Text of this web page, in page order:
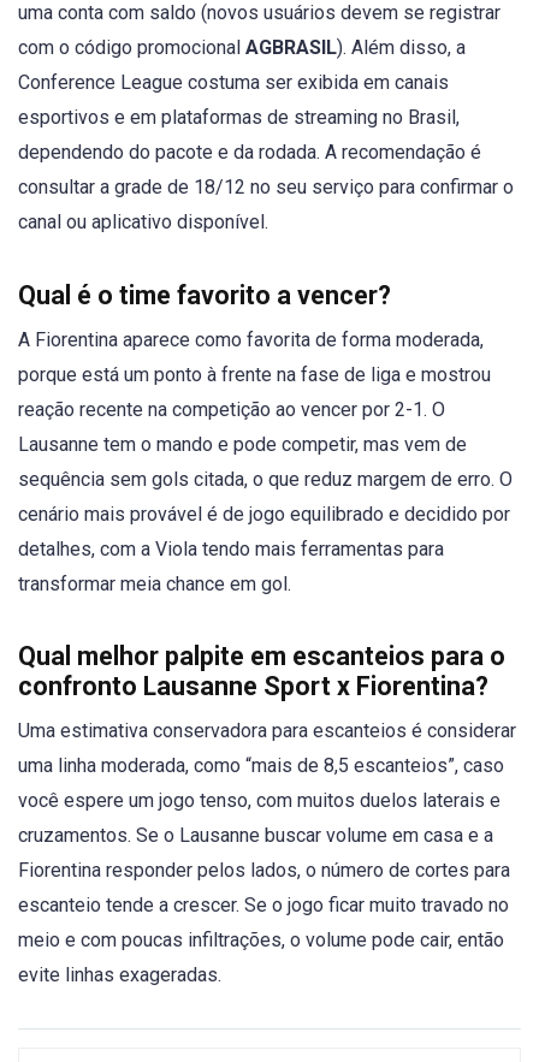
uma conta com saldo (novos usuários devem se registrar
com o código promocional AGBRASIL). Além disso, a
Conference League costuma ser exibida em canais
esportivos e em plataformas de streaming no Brasil,
dependendo do pacote e da rodada. A recomendação é
consultar a grade de 18/12 no seu serviço para confirmar o
canal ou aplicativo disponível.
Qual é o time favorito a vencer?
A Fiorentina aparece como favorita de forma moderada,
porque está um ponto à frente na fase de liga e mostrou
reação recente na competição ao vencer por 2-1. O
Lausanne tem o mando e pode competir, mas vem de
sequência sem gols citada, o que reduz margem de erro. O
cenário mais provável é de jogo equilibrado e decidido por
detalhes, com a Viola tendo mais ferramentas para
transformar meia chance em gol.
Qual melhor palpite em escanteios para o
confronto Lausanne Sport x Fiorentina?
Uma estimativa conservadora para escanteios é considerar
uma linha moderada, como “mais de 8,5 escanteios”, caso
você espere um jogo tenso, com muitos duelos laterais e
cruzamentos. Se o Lausanne buscar volume em casa e a
Fiorentina responder pelos lados, o número de cortes para
escanteio tende a crescer. Se o jogo ficar muito travado no
meio e com poucas infiltrações, o volume pode cair, então
evite linhas exageradas.